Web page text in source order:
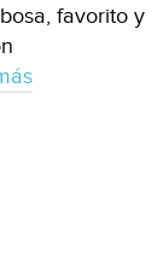
favorito y